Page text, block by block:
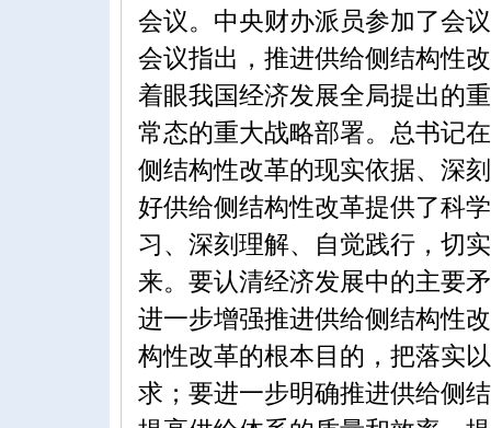
会议。中央财办派员参加了会
会议指出，推进供给侧结构性
着眼我国经济发展全局提出的
常态的重大战略部署。总书记
侧结构性改革的现实依据、深
好供给侧结构性改革提供了科
习、深刻理解、自觉践行，切
来。要认清经济发展中的主要
进一步增强推进供给侧结构性
构性改革的根本目的，把落实
求；要进一步明确推进供给侧